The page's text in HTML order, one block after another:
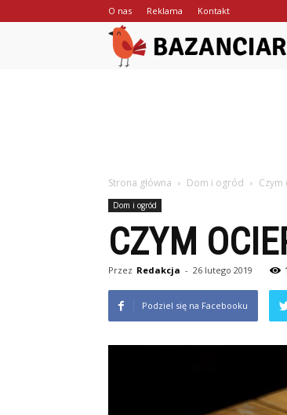
O nas Reklama Kontakt
Strona główna Dom i ogród
Dom i ogród
CZYM
Przez Redakcja - 26 lutego 2019
Podziel się na Facebooku